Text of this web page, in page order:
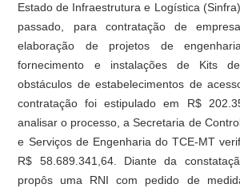
Estado de Infraestrutura e Logística
passado, para contratação de
elaboração de projetos de
fornecimento e instalações de Kits
obstáculos de estabelecimentos de
contratação foi estipulado em R$
analisar o processo, a Secretaria de
e Serviços de Engenharia do TCE-MT
R$ 58.689.341,64. Diante da
propôs uma RNI com pedido de